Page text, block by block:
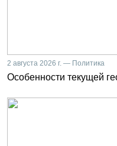
2 августа 2026 г. — Политика
Особенности текущей